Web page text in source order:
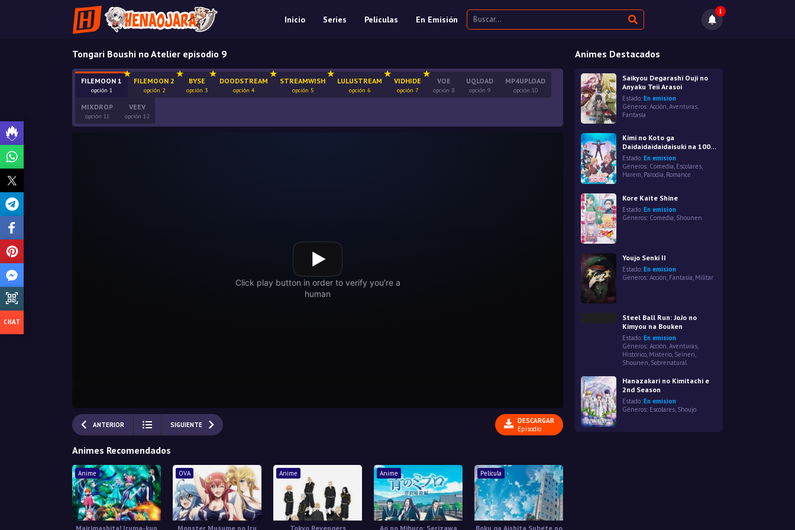
Inicio Series Películas En Emisión
1
Tongari Boushi no Atelier episodio 9
FILEMOON 1
opción 1
FILEMOON 2
opción 2
BYSE
opción 3
DOODSTREAM
opción 4
STREAMWISH
opción 5
LULUSTREAM
opción 6
VIDHIDE
opción 7
VOE
opción 8
UQLOAD
opción 9
MP4UPLOAD
opción 10
MIXDROP
opción 11
VEEV
opción 12
ANTERIOR SIGUIENTE
DESCARGAR
Episodio
Animes Recomendados
Anime
Mairimashita! Iruma-kun
OVA
Monster Musume no Iru
Anime
Tokyo Revengers
Anime
Ao no Miburo: Serizawa
Película
Boku ga Aishita Subete no
Animes Destacados
Saikyou Degarashi Ouji no
Anyaku Teii Arasoi
Estado: En emision
Géneros: Acción,Aventuras
Fantasía
Kimi no Koto ga
Daidaidaidaidaisuki na 100-
nin no Kanojo
Estado: En emision
Géneros: Comedia, Escolares
Harem, Parodia, Romance
Kore Kaite Shine
Estado: En emision
Géneros: Comedia Shounen
Youjo Senki II
Estado: En emision
Géneros: Acción, Fantasía, Militar
Steel Ball Run: JoJo no
Kimyou na Bouken
Estado: En emision
Géneros: Acción,Aventuras
Historico, Misterio, Seinen
Shounen, Sobrenatural
Hanazakari no Kimitachi e
2nd Season
Estado: En emision
Géneros: Escolares, Shoujo